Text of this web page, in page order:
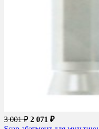
3 001 ₽ 2 071 ₽